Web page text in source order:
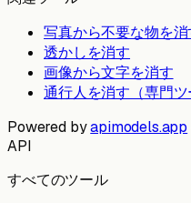
写真から不要な物を消
透かしを消す
画像から文字を消す
通行人を消す（専門ツ
Powered byapimodels.app
API
すべてのツール